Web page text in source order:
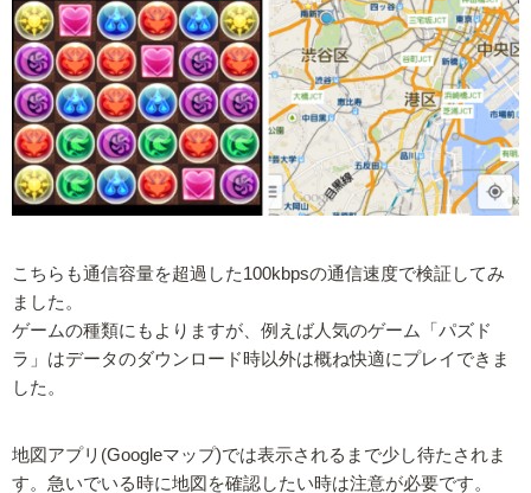
こちらも通信容量を超過した100kbpsの通信速度で検証してみ
ました。
ゲームの種類にもよりますが、例えば人気のゲーム「パズド
ラ」はデータのダウンロード時以外は概ね快適にプレイできま
した。
地図アプリ(Googleマップ)では表示されるまで少し待たされま
す。急いでいる時に地図を確認したい時は注意が必要です。